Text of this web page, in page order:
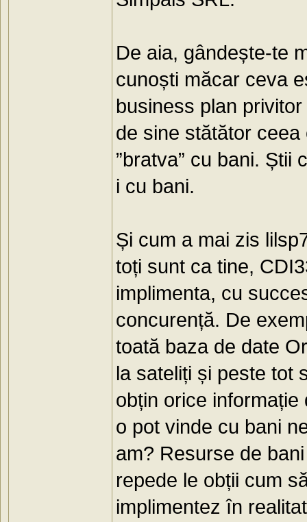
De aia, gândește-te
cunoști măcar ceva
business plan
de sine stătător
”bratva” cu bani.
i cu bani.
Și cum a mai zis
toți sunt ca tine,
implimenta, cu
concurență. De
toată baza de date
la sateliți și peste tot
obțin orice
o pot vinde cu bani
am? Resurse de
repede le obții cum
implimentez în